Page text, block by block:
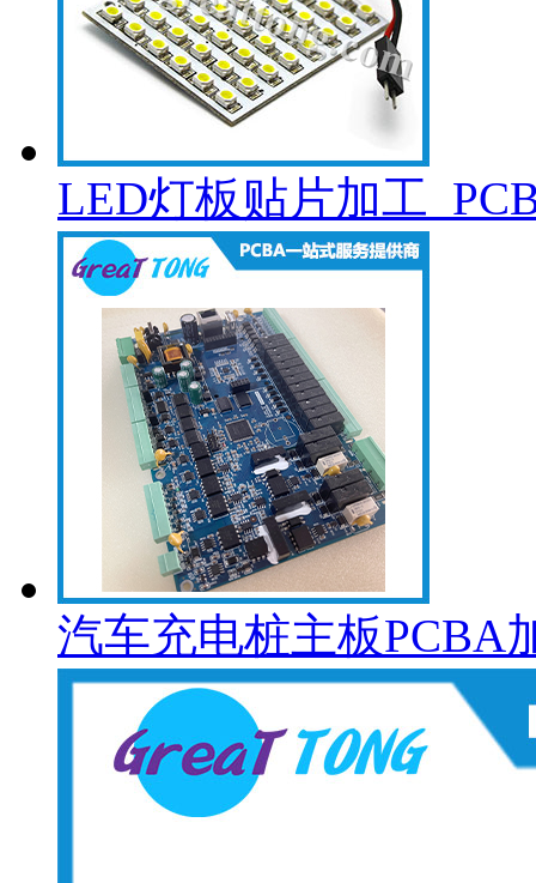
LED灯板贴片加工
汽车充电桩主板PCBA